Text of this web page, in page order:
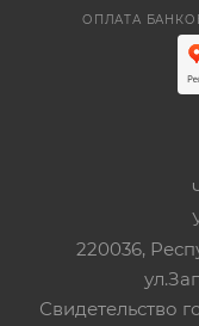
ОПЛАТА
220036,
Свидетельство